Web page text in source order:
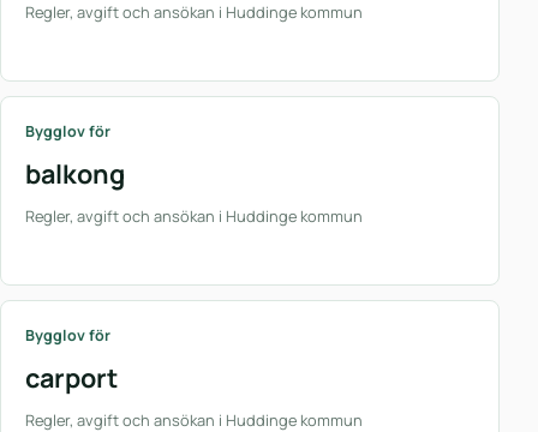
Regler, avgift och ansökan i Huddinge kommun
Bygglov för
balkong
Regler, avgift och ansökan i Huddinge kommun
Bygglov för
carport
Regler, avgift och ansökan i Huddinge kommun